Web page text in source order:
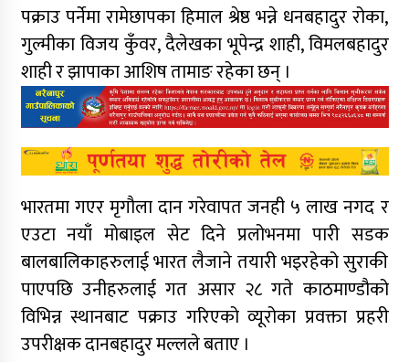
पक्राउ पर्नेमा रामेछापका हिमाल श्रेष्ठ भन्ने धनबहादुर रोका,
गुल्मीका विजय कुँवर, दैलेखका भूपेन्द्र शाही, विमलबहादुर
शाही र झापाका आशिष तामाङ रहेका छन् ।
भारतमा गएर मृगौला दान गरेवापत जनही ५ लाख नगद र
एउटा नयाँ मोबाइल सेट दिने प्रलोभनमा पारी सडक
बालबालिकाहरुलाई भारत लैजाने तयारी भइरहेको सुराकी
पाएपछि उनीहरुलाई गत असार २८ गते काठमाण्डौको
विभिन्न स्थानबाट पक्राउ गरिएको व्यूरोका प्रवक्ता प्रहरी
उपरीक्षक दानबहादुर मल्लले बताए ।